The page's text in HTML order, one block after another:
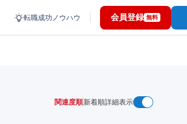
転職成功ノウハウ 会員登録 無料
関連度順新着順詳細表示